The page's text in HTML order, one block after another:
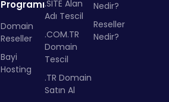
Programı
Domain
Reseller
Bayi
Hosting
.SITE Alan
Adı Tescil
.COM.TR
Domain
Tescil
.TR Domain
Satın Al
Nedir?
Reseller
Nedir?